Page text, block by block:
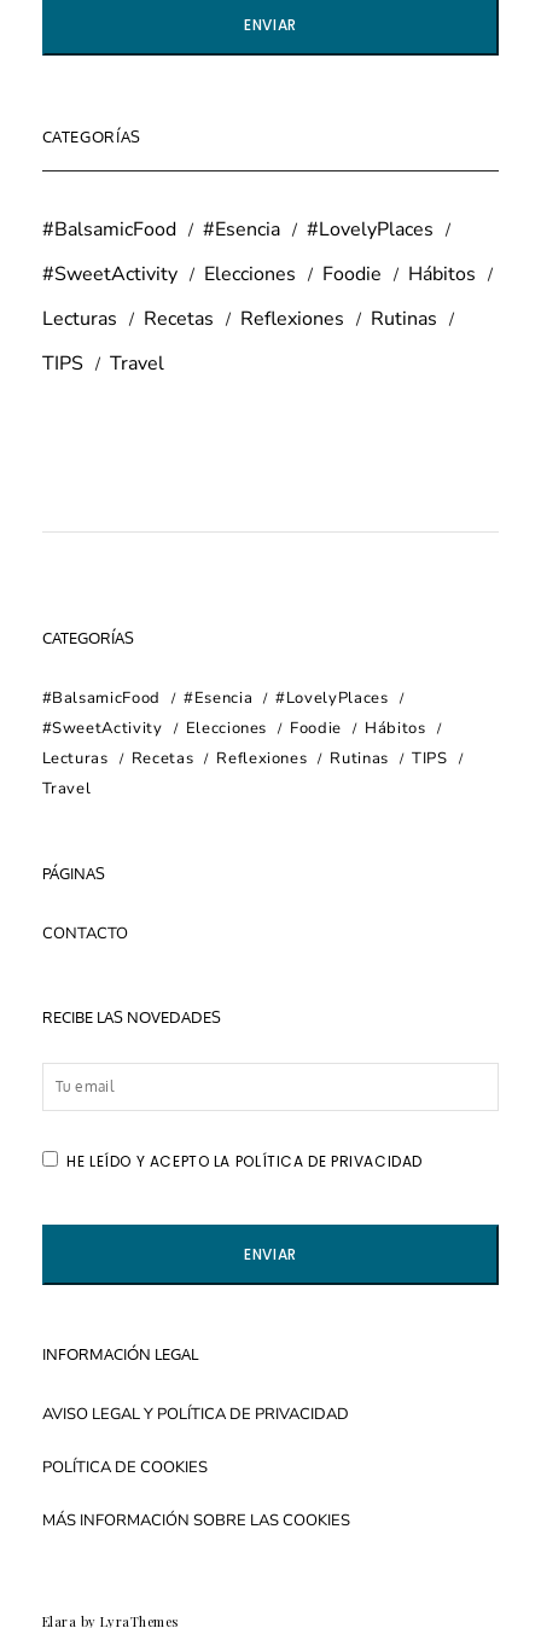
CATEGORÍAS
#BalsamicFood #Esencia
#LovelyPlaces
#SweetActivity
Elecciones Foodie
Hábitos
Lecturas
Recetas Reflexiones
Rutinas
TIPS
Travel
CATEGORÍAS
#BalsamicFood #Esencia
#LovelyPlaces
#SweetActivity
Elecciones Foodie
Hábitos
Lecturas
Recetas Reflexiones Rutinas
TIPS
Travel
PÁGINAS
CONTACTO
RECIBE LAS NOVEDADES
HE LEÍDO Y ACEPTO LA POLÍTICA DE PRIVACIDAD
INFORMACIÓN LEGAL
AVISO LEGAL Y POLÍTICA DE PRIVACIDAD
POLÍTICA DE COOKIES
MÁS INFORMACIÓN SOBRE LAS COOKIES
Elara by LyraThemes